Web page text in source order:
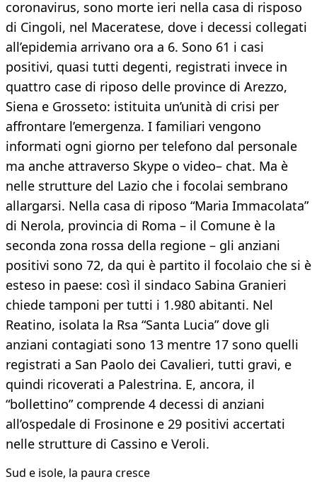
coronavirus, sono morte ieri nella casa di risposo
di Cingoli, nel Maceratese, dove i decessi collegati
all’epidemia arrivano ora a 6. Sono 61 i casi
positivi, quasi tutti degenti, registrati invece in
quattro case di riposo delle province di Arezzo,
Siena e Grosseto: istituita un’unità di crisi per
affrontare l’emergenza. I familiari vengono
informati ogni giorno per telefono dal personale
ma anche attraverso Skype o video– chat. Ma è
nelle strutture del Lazio che i focolai sembrano
allargarsi. Nella casa di riposo “Maria Immacolata”
di Nerola, provincia di Roma – il Comune è la
seconda zona rossa della regione – gli anziani
positivi sono 72, da qui è partito il focolaio che si è
esteso in paese: così il sindaco Sabina Granieri
chiede tamponi per tutti i 1.980 abitanti. Nel
Reatino, isolata la Rsa “Santa Lucia” dove gli
anziani contagiati sono 13 mentre 17 sono quelli
registrati a San Paolo dei Cavalieri, tutti gravi, e
quindi ricoverati a Palestrina. E, ancora, il
“bollettino” comprende 4 decessi di anziani
all’ospedale di Frosinone e 29 positivi accertati
nelle strutture di Cassino e Veroli.
Sud e isole, la paura cresce